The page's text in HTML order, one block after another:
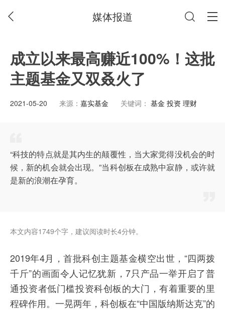
媒体报道
成立以来最高赚近100%！这批
主题基金又双叒火了
2021-05-20 来源： 嘉实基金 关键词： 基金 投资 理财
“科技的特点就是其内生的颠覆性，当大家觉得没机会的时
候，新的机会就会出现。”当科创板在成熟中寂静，或许就
是新的浪潮在孕育。
本文内容1749个字，建议阅读时长4分钟。
2019年4月，首批科创主题基金横空出世，“四两拨
千斤”的画面令人记忆犹新，7只产品一举开启了普
通投资者低门槛投资科创板的大门，有着重要的里
程碑作用。一晃两年，科创板在“中国版纳斯达克”的